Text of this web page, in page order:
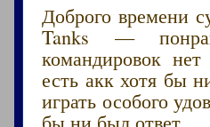
Доброго времени
Tanks —
командировок
есть акк хотя бы
играть особого
бы ни был ответ.